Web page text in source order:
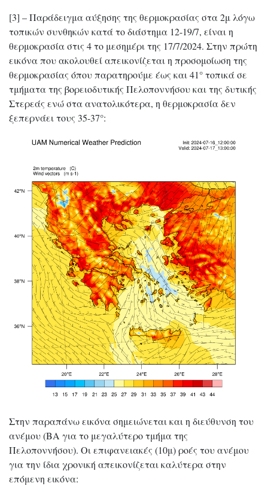
[3] – Παράδειγμα αύξησης της θερμοκρασίας στα 2μ λόγω
τοπικών συνθηκών κατά το διάστημα 12-19/7, είναι η
θερμοκρασία στις 4 το μεσημέρι της 17/7/2024. Στην πρώτη
εικόνα που ακολουθεί απεικονίζεται η προσομοίωση της
θερμοκρασίας όπου παρατηρούμε έως και 41° τοπικά σε
τμήματα της βορειοδυτικής Πελοποννήσου και της δυτικής
Στερεάς ενώ στα ανατολικότερα, η θερμοκρασία δεν
ξεπερνάει τους 35-37°:
Στην παραπάνω εικόνα σημειώνεται και η διεύθυνση του
ανέμου (ΒΑ για το μεγαλύτερο τμήμα της
Πελοποννήσου). Οι επιφανειακές (10μ) ροές του ανέμου
για την ίδια χρονική απεικονίζεται καλύτερα στην
επόμενη εικόνα: